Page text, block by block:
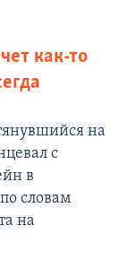
как-то
на
с
в
словам
на